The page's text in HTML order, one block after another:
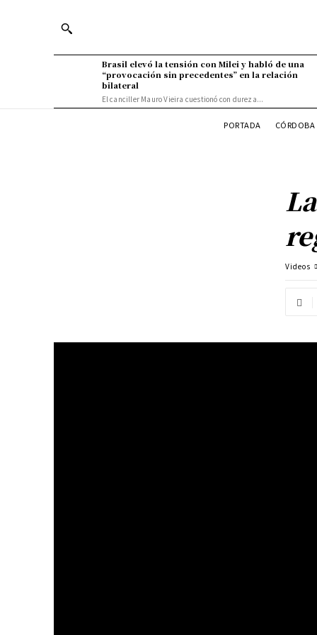
Brasil elevó la tensión con Milei y habló de una
“provocación sin precedentes” en la relación
bilateral
El canciller Mauro Vieira cuestionó con dureza...
PORTADA
Videos